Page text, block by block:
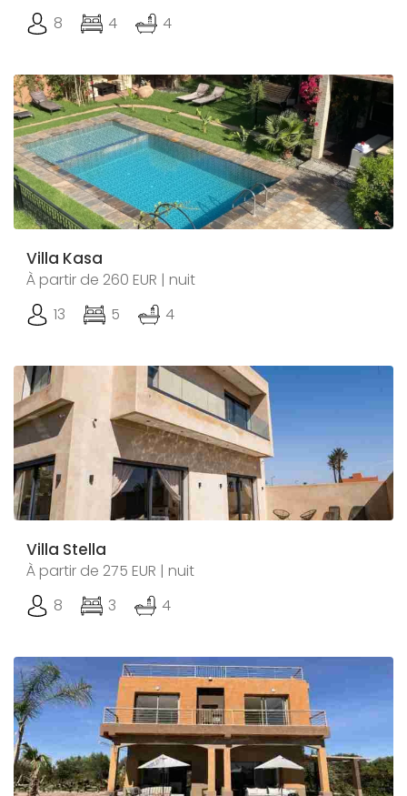
8
4 4
Villa Kasa
À partir de 260 EUR | nuit
13
5 4
Villa Stella
À partir de 275 EUR | nuit
8
3 4